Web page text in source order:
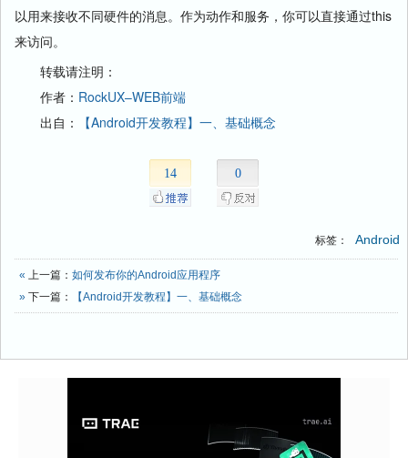
以用来接收不同硬件的消息。作为动作和服务，你可以直接通过this
来访问。
转载请注明：
作者： RockUX–WEB前端
出自：
【Android开发教程】一、基础概念
14 0
标签： Android
« 上一篇： 如何发布你的Android应用程序
» 下一篇： 【Android开发教程】一、基础概念